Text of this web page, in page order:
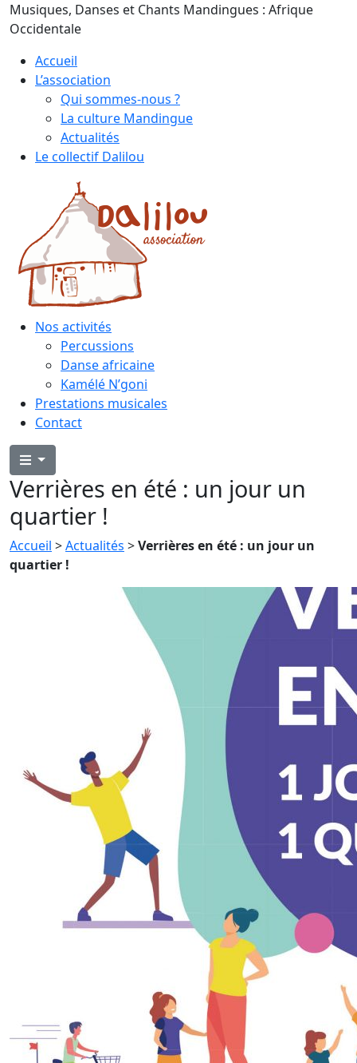
Skip
to
Musiques, Danses et Chants Mandingues : Afrique
Occidentale
Accueil
L’association
Qui sommes-nous ?
La culture Mandingue
Actualités
Le collectif Dalilou
Nos activités
Percussions
Danse africaine
Kamélé N’goni
Prestations musicales
Contact
Verrières en été : un jour un
quartier !
Accueil >Actualités >Verrières en été : un jour un
quartier !